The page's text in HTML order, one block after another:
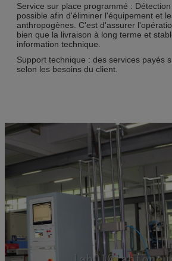
Service sur place programmé :
possible afin d'éliminer l'équipement et
anthropogènes. C'est d'assurer
bien que la livraison à long terme et
information technique.
Support technique : des services payés
selon les besoins du client.